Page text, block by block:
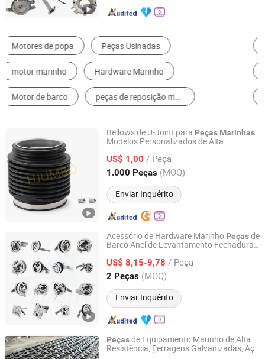
Escavadeira Caixa de Velocidade
Engrenagem Correia de Transmissão
Redutor de Velocidade Peças de Motor
Bellows de U-Joint para Peças Marinhas
Modelos Personalizados de Alta
US$ 1,00 / Peça
1.000 Peças (MOQ)
Enviar Inquérito
Taizhou Hjumbo Machinery Co. Ltd.
Zhejiang, China Desde 2024
Acessório de Hardware Marinho Peçasde
Barco Anel de Levantamento Fechadura
Espelho Fechadura de Escotilha Fivela de
Chão Fechadura de Torção Fechadura de
Virada de Barco
US$ 8,15-9,78 / Peça
2 Peças (MOQ)
Enviar Inquérito
Qingdao Alastin Outdoor Products Co., Ltd.
Shandong, China Desde 2023
Peçasde Equipamento Marinho de Alta
Resistência, Ferragens Galvanizadas, Aço
Zhenjiang Normanship Co., Ltd.